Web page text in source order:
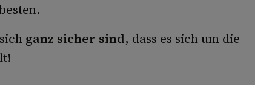
ganz sicher sind, dass es sich um die